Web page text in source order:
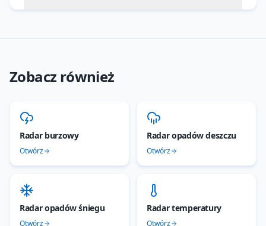
Zobacz również
Radar burzowy
Otwórz
Radar opadów deszczu
Otwórz
Radar opadów śniegu
Otwórz
Radar temperatury
Otwórz